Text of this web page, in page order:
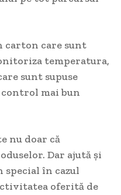
carton care sunt
temperatura,
sunt supuse
mai bun
nu doar că
Dar ajută și
în cazul
oferită de